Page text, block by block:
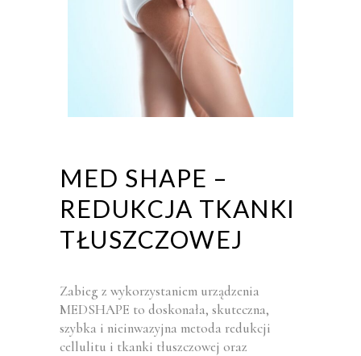
MED SHAPE –
REDUKCJA TKANKI
TŁUSZCZOWEJ
Zabieg z wykorzystaniem urządzenia
MEDSHAPE to doskonała, skuteczna,
szybka i nieinwazyjna metoda redukcji
cellulitu i tkanki tłuszczowej oraz